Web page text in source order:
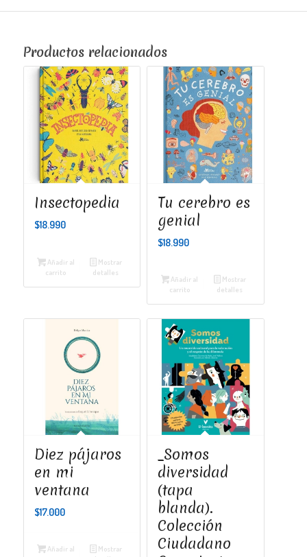
Productos relacionados
Insectopedia
$18.990
Añadir al
carrito
Mostrar
detalles
Tu cerebro es
genial
$18.990
Añadir al
carrito
Mostrar
detalles
Diez pájaros
en mi
ventana
$17.000
Añadir al
Mostrar
_Somos
diversidad
(tapa
blanda).
Colección
Ciudadano